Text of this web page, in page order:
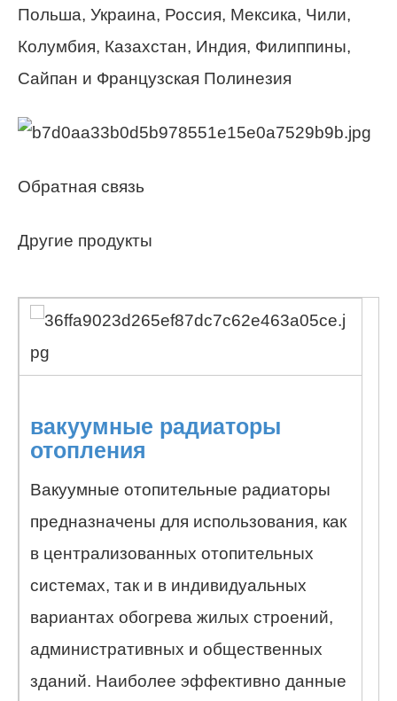
Польша, Украина, Россия, Мексика, Чили,
Колумбия, Казахстан, Индия, Филиппины,
Сайпан и Французская Полинезия
Обратная связь
Другие продукты
вакуумные радиаторы
отопления
Вакуумные отопительные радиаторы
предназначены для использования, как
в централизованных отопительных
системах, так и в индивидуальных
вариантах обогрева жилых строений,
административных и общественных
зданий. Наиболее эффективно данные